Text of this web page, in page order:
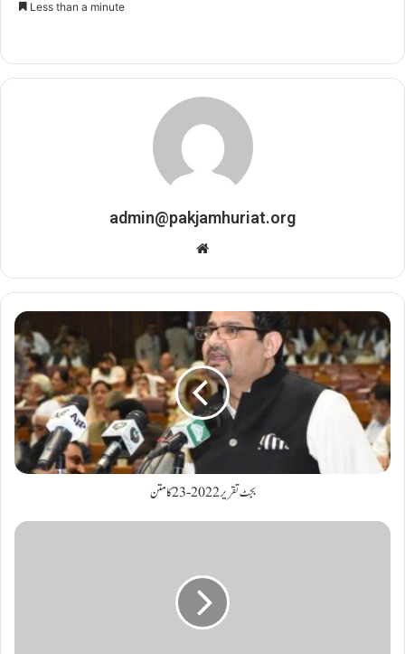
a
m
a
i
Less than a minute
admin@pakjamhuriat.org
b
s
i
t
e
بجٹ تقریر 2022-23 کا متن